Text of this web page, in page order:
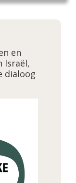
en
Israël,
dialoog